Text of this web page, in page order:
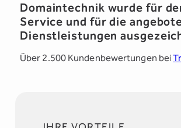
Domaintechnik wurde für
Service und für die
Dienstleistungen
Über 2.500 Kundenbewertungen bei